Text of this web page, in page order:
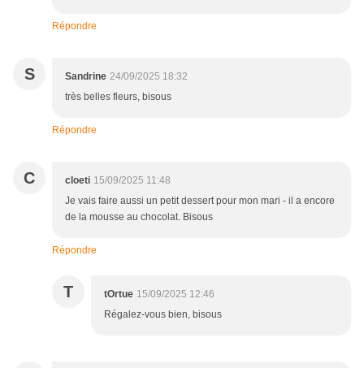
Répondre
S Sandrine 24/09/2025 18:32
très belles fleurs, bisous
Répondre
C cloeti 15/09/2025 11:48
Je vais faire aussi un petit dessert pour mon mari - il a encore
de la mousse au chocolat. Bisous
Répondre
T tOrtue 15/09/2025 12:46
Régalez-vous bien, bisous